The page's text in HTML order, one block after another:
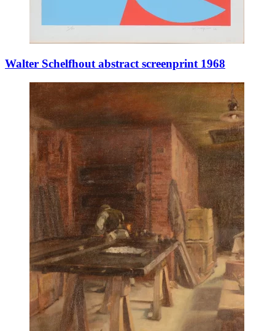
Walter Schelfhout abstract screenprint 1968